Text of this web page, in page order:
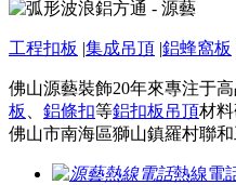
工程扣板 |集成吊頂 |鋁蜂窩板
佛山源藝裝飾20年來專注于
板
鋁條扣等鋁扣板吊頂材料
佛山市南海區獅山鎮羅村聯
熱線電